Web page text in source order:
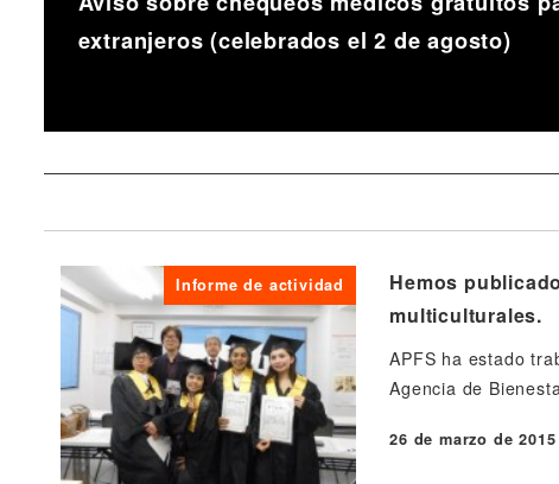
extranjeros (celebrados el 2 de agosto)
Informe de actividad
Hemos
multiculturales.
APFS ha estado
Agencia de
Publicado
26 de marzo de 2015